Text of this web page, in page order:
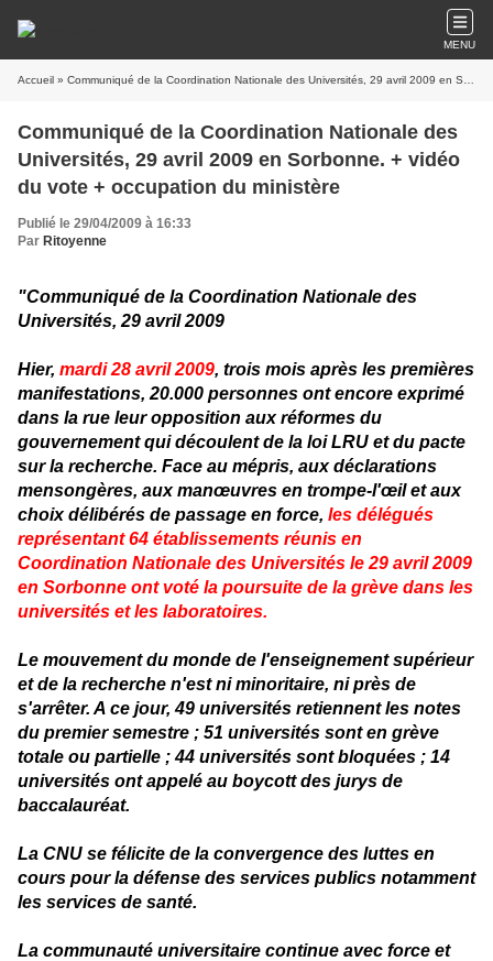
MENU
Accueil » Communiqué de la Coordination Nationale des Universités, 29 avril 2009 en Sorbonne. + vidéo du vote + occupation du ministère
Communiqué de la Coordination Nationale des
Universités, 29 avril 2009 en Sorbonne. + vidéo
du vote + occupation du ministère
Publié le 29/04/2009 à 16:33
Par Ritoyenne
"Communiqué de la Coordination Nationale des
Universités, 29 avril 2009
Hier, mardi 28 avril 2009, trois mois après les premières
manifestations, 20.000 personnes ont encore exprimé
dans la rue leur opposition aux réformes du
gouvernement qui découlent de la loi LRU et du pacte
sur la recherche. Face au mépris, aux déclarations
mensongères, aux manœuvres en trompe-l'œil et aux
choix délibérés de passage en force, les délégués
représentant 64 établissements réunis en
Coordination Nationale des Universités le 29 avril 2009
en Sorbonne ont voté la poursuite de la grève dans les
universités et les laboratoires.
Le mouvement du monde de l'enseignement supérieur
et de la recherche n'est ni minoritaire, ni près de
s'arrêter. A ce jour, 49 universités retiennent les notes
du premier semestre ; 51 universités sont en grève
totale ou partielle ; 44 universités sont bloquées ; 14
universités ont appelé au boycott des jurys de
baccalauréat.
La CNU se félicite de la convergence des luttes en
cours pour la défense des services publics notamment
les services de santé.
La communauté universitaire continue avec force et